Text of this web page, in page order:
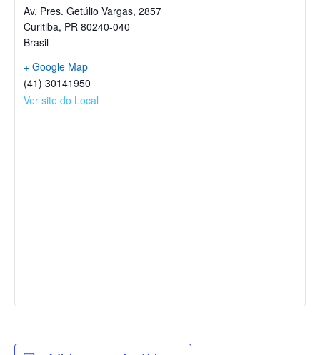
Av. Pres. Getúlio Vargas, 2857
Curitiba, PR 80240-040
Brasil
+ Google Map
(41) 30141950
Ver site do Local